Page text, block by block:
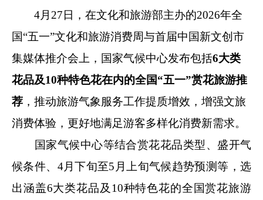
4月27日，在文化和旅游部主办的2026年全
国“五一”文化和旅游消费周与首届中国新文创市
集媒体推介会上，国家气候中心发布包括6大类
花品及10种特色花在内的全国“五一”赏花旅游推
荐 ，推动旅游气象服务工作提质增效，增强文旅
消费体验，更好地满足游客多样化消费新需求。
国家气候中心等结合赏花花品类型、盛开气
候条件、4月下旬至5月上旬气候趋势预测等，选
出涵盖6大类花品及10种特色花的全国赏花旅游